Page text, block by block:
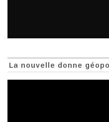
La nouvelle donne